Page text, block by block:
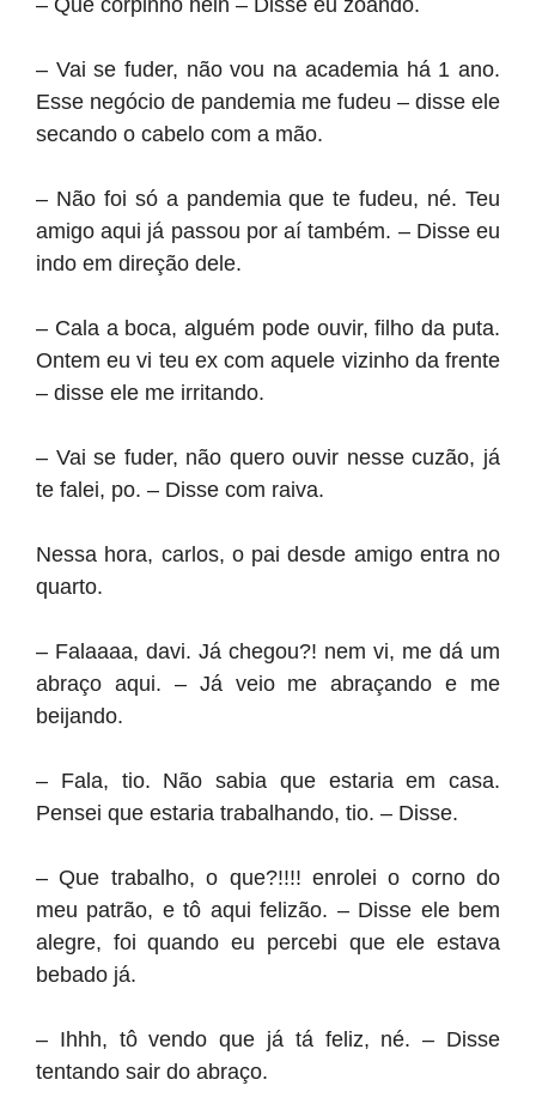
– Que corpinho hein – Disse eu zoando.
– Vai se fuder, não vou na academia há 1 ano.
Esse negócio de pandemia me fudeu – disse ele
secando o cabelo com a mão.
– Não foi só a pandemia que te fudeu, né. Teu
amigo aqui já passou por aí também. – Disse eu
indo em direção dele.
– Cala a boca, alguém pode ouvir, filho da puta.
Ontem eu vi teu ex com aquele vizinho da frente
– disse ele me irritando.
– Vai se fuder, não quero ouvir nesse cuzão, já
te falei, po. – Disse com raiva.
Nessa hora, carlos, o pai desde amigo entra no
quarto.
– Falaaaa, davi. Já chegou?! nem vi, me dá um
abraço aqui. – Já veio me abraçando e me
beijando.
– Fala, tio. Não sabia que estaria em casa.
Pensei que estaria trabalhando, tio. – Disse.
– Que trabalho, o que?!!!! enrolei o corno do
meu patrão, e tô aqui felizão. – Disse ele bem
alegre, foi quando eu percebi que ele estava
bebado já.
– Ihhh, tô vendo que já tá feliz, né. – Disse
tentando sair do abraço.